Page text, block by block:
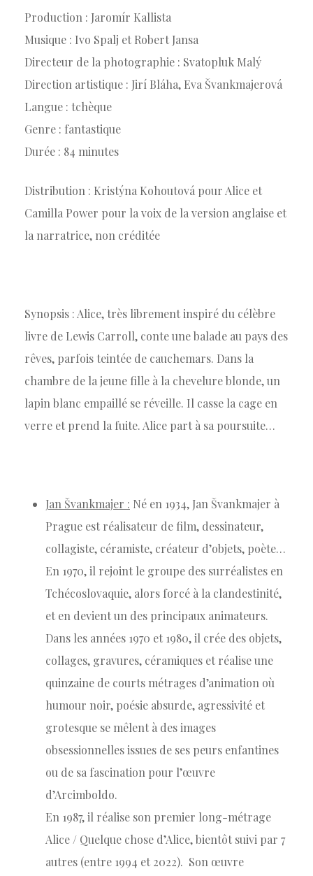
Production : Jaromír Kallista
Musique : Ivo Spalj et Robert Jansa
Directeur de la photographie : Svatopluk Malý
Direction artistique : Jirí Bláha, Eva Švankmajerová
Langue : tchèque
Genre : fantastique
Durée : 84 minutes
Distribution : Kristýna Kohoutová pour Alice et
Camilla Power pour la voix de la version anglaise et
la narratrice, non créditée
Synopsis : Alice, très librement inspiré du célèbre
livre de Lewis Carroll, conte une balade au pays des
rêves, parfois teintée de cauchemars. Dans la
chambre de la jeune fille à la chevelure blonde, un
lapin blanc empaillé se réveille. Il casse la cage en
verre et prend la fuite. Alice part à sa poursuite…
Jan Švankmajer : Né en 1934, Jan Švankmajer à
Prague est réalisateur de film, dessinateur,
collagiste, céramiste, créateur d’objets, poète…
En 1970, il rejoint le groupe des surréalistes en
Tchécoslovaquie, alors forcé à la clandestinité,
et en devient un des principaux animateurs.
Dans les années 1970 et 1980, il crée des objets,
collages, gravures, céramiques et réalise une
quinzaine de courts métrages d’animation où
humour noir, poésie absurde, agressivité et
grotesque se mêlent à des images
obsessionnelles issues de ses peurs enfantines
ou de sa fascination pour l’œuvre
d’Arcimboldo.
En 1987, il réalise son premier long-métrage
Alice / Quelque chose d’Alice, bientôt suivi par 7
autres (entre 1994 et 2022). Son œuvre